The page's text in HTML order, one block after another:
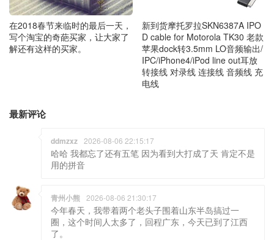
在2018春节来临时的最后一天，
写个淘宝的奇葩买家，让大家了
解还有这样的买家。
新到货摩托罗拉SKN6387A IPO
D cable for Motorola TK30 老款
苹果dock转3.5mm LO音频输出/
IPC/iPhone4/iPod line out耳放
转接线 对录线 连接线 音频线 充
电线
最新评论
ddmzxz 2026-08-06 22:15:17
哈哈 我都忘了还有五笔 因为看到大打成了天 肯定不是
用的拼音
青州小熊 2026-08-06 21:30:17
今年春天，我带着两个老头子围着山东半岛搞过一
圈，这个时间人太多了，回程广东，今天已到了江西
了。